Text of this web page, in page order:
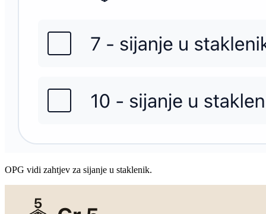
OPG vidi zahtjev za sijanje u staklenik.